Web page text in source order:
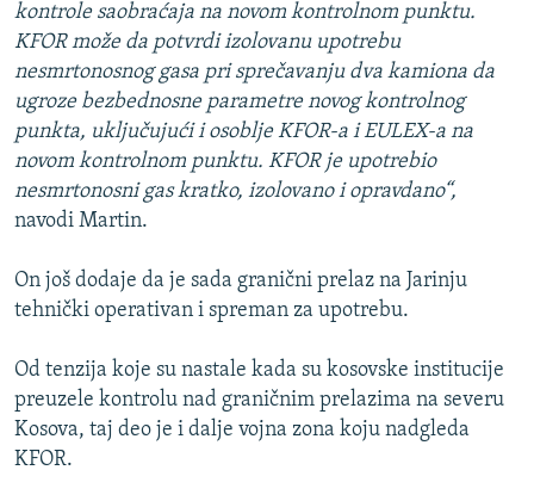
kontrole saobraćaja na novom kontrolnom punktu.
KFOR može da potvrdi izolovanu upotrebu
nesmrtonosnog gasa pri sprečavanju dva kamiona da
ugroze bezbednosne parametre novog kontrolnog
punkta, uključujući i osoblje KFOR-a i EULEX-a na
novom kontrolnom punktu. KFOR je upotrebio
nesmrtonosni gas kratko, izolovano i opravdano“,
navodi Martin.
On još dodaje da je sada granični prelaz na Jarinju
tehnički operativan i spreman za upotrebu.
Od tenzija koje su nastale kada su kosovske institucije
preuzele kontrolu nad graničnim prelazima na severu
Kosova, taj deo je i dalje vojna zona koju nadgleda
KFOR.